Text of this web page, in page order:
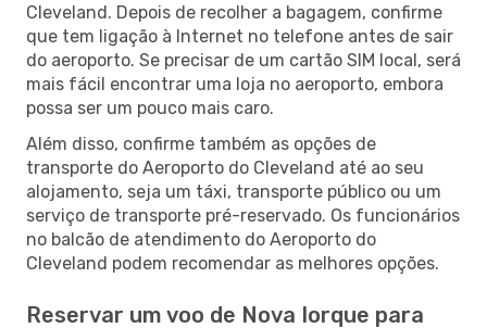
Cleveland. Depois de recolher a bagagem, confirme
que tem ligação à Internet no telefone antes de sair
do aeroporto. Se precisar de um cartão SIM local, será
mais fácil encontrar uma loja no aeroporto, embora
possa ser um pouco mais caro.
Além disso, confirme também as opções de
transporte do Aeroporto do Cleveland até ao seu
alojamento, seja um táxi, transporte público ou um
serviço de transporte pré-reservado. Os funcionários
no balcão de atendimento do Aeroporto do
Cleveland podem recomendar as melhores opções.
Reservar um voo de Nova Iorque para